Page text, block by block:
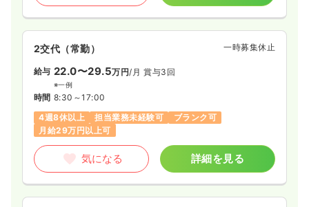
2交代（常勤） 一時募集休止
給与 22.0〜29.5万円/月 賞与3回
※一例
時間 8:30～17:00
4週8休以上
担当業務未経験可
ブランク可
月給29万円以上可
気になる 詳細を見る